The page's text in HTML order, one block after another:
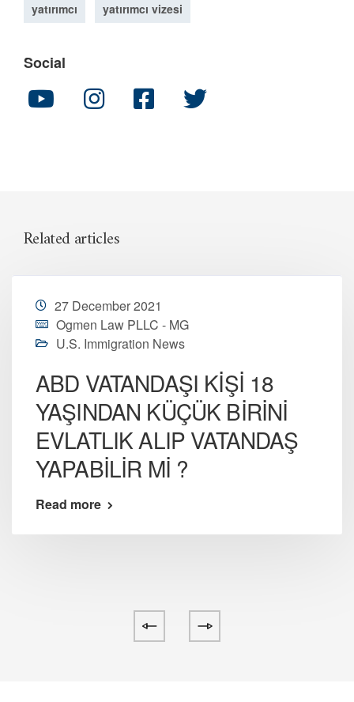
yatırımcı yatırımcı vizesi
Social
Related articles
27 December 2021
Ogmen Law PLLC - MG
U.S. Immigration News
ABD VATANDAŞI KİŞİ 18
YAŞINDAN KÜÇÜK BİRİNİ
EVLATLIK ALIP VATANDAŞ
YAPABİLİR Mİ ?
Read more